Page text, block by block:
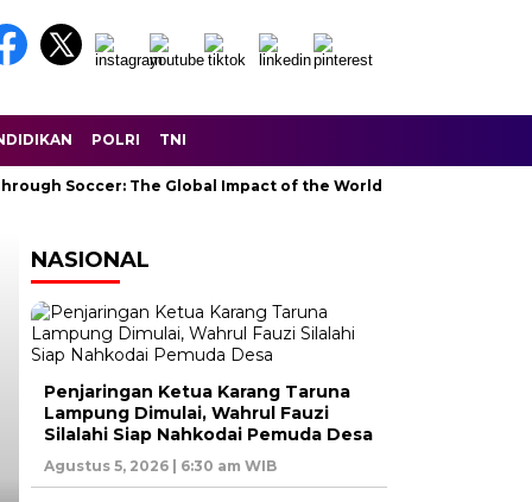
POLRI TNI
Soccer: The Global Impact of the World Cup
Headline
NASIONAL
Penjaringan Ketua Karang Taruna
Lampung Dimulai, Wahrul Fauzi
Silalahi Siap Nahkodai Pemuda Desa
Agustus 5, 2026 | 6:30 am WIB